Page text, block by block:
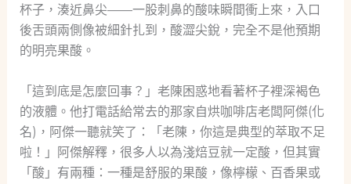
杯子，湊近鼻尖——一股刺鼻的酸味瞬間衝上來，入口
後舌頭兩側像被細針扎到，酸澀尖銳，完全不是他預期
的明亮果酸。
「這到底是怎麼回事？」老陳困惑地看著杯子裡深褐色
的液體。他打電話給常去的那家自烘咖啡店老闆阿傑(化
名)，阿傑一聽就笑了：「老陳，你這是典型的萃取不足
啦！」阿傑解釋，很多人以為淺焙豆就一定酸，但其實
「酸」有兩種：一種是舒服的果酸，像檸檬、百香果或